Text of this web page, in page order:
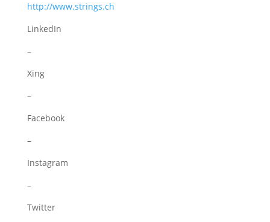
http://www.strings.ch
LinkedIn
–
Xing
–
Facebook
–
Instagram
–
Twitter